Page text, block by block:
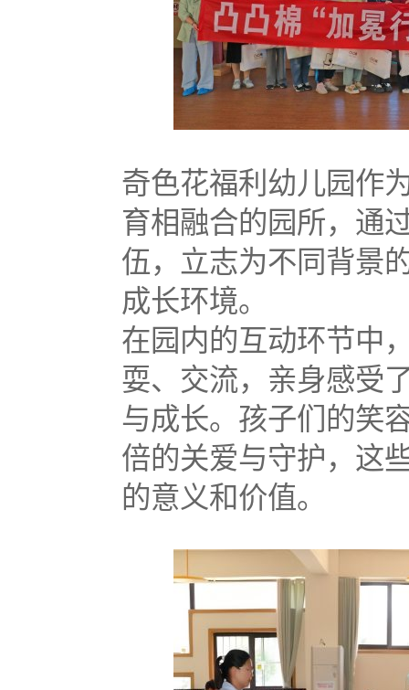
奇色花福利幼儿园作
育相融合的园所，通
伍，立志为不同背景
成长环境。
在园内的互动环节中
耍、交流，亲身感受
与成长。孩子们的笑
倍的关爱与守护，这
的意义和价值。